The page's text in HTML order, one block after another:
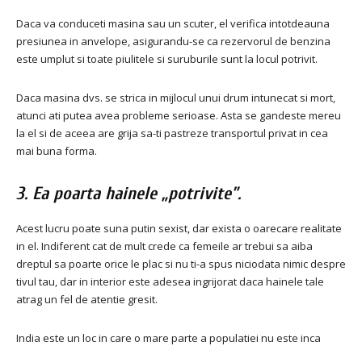
Daca va conduceti masina sau un scuter, el verifica intotdeauna
presiunea in anvelope, asigurandu-se ca rezervorul de benzina
este umplut si toate piulitele si suruburile sunt la locul potrivit.
Daca masina dvs. se strica in mijlocul unui drum intunecat si mort,
atunci ati putea avea probleme serioase. Asta se gandeste mereu
la el si de aceea are grija sa-ti pastreze transportul privat in cea
mai buna forma.
3. Ea poarta hainele „potrivite”.
Acest lucru poate suna putin sexist, dar exista o oarecare realitate
in el. Indiferent cat de mult crede ca femeile ar trebui sa aiba
dreptul sa poarte orice le plac si nu ti-a spus niciodata nimic despre
tivul tau, dar in interior este adesea ingrijorat daca hainele tale
atrag un fel de atentie gresit.
India este un loc in care o mare parte a populatiei nu este inca